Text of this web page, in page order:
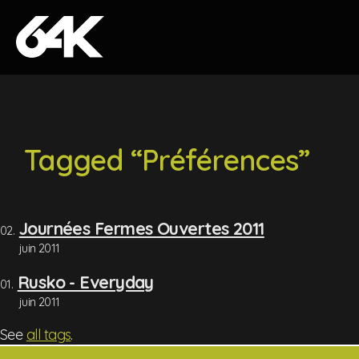
Skip to content
Tagged “Préférences”
Journées Fermes Ouvertes 2011
juin 2011
Rusko - Everyday
juin 2011
See all tags.